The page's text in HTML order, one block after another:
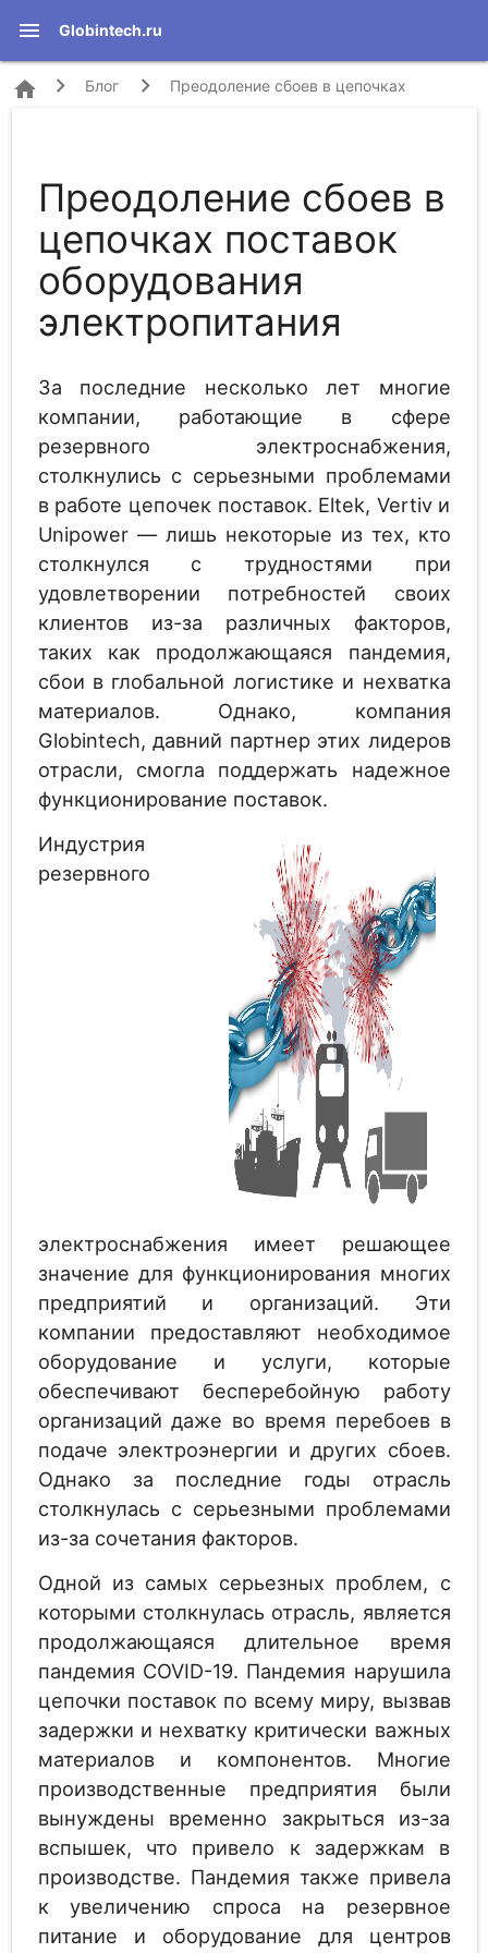
menu Globintech.ru
home Блог Преодоление сбоев в цепочках
Преодоление сбоев в
цепочках поставок
оборудования
электропитания
За последние несколько лет многие
компании, работающие в сфере
резервного электроснабжения,
столкнулись с серьезными проблемами
в работе цепочек поставок. Eltek, Vertiv и
Unipower — лишь некоторые из тех, кто
столкнулся с трудностями при
удовлетворении потребностей своих
клиентов из-за различных факторов,
таких как продолжающаяся пандемия,
сбои в глобальной логистике и нехватка
материалов. Однако, компания
Globintech, давний партнер этих лидеров
отрасли, смогла поддержать надежное
функционирование поставок.
Индустрия
резервного
электроснабжения имеет решающее
значение для функционирования многих
предприятий и организаций. Эти
компании предоставляют необходимое
оборудование и услуги, которые
обеспечивают бесперебойную работу
организаций даже во время перебоев в
подаче электроэнергии и других сбоев.
Однако за последние годы отрасль
столкнулась с серьезными проблемами
из-за сочетания факторов.
Одной из самых серьезных проблем, с
которыми столкнулась отрасль, является
продолжающаяся длительное время
пандемия COVID-19. Пандемия нарушила
цепочки поставок по всему миру, вызвав
задержки и нехватку критически важных
материалов и компонентов. Многие
производственные предприятия были
вынуждены временно закрыться из-за
вспышек, что привело к задержкам в
производстве. Пандемия также привела
к увеличению спроса на резервное
питание и оборудование для центров